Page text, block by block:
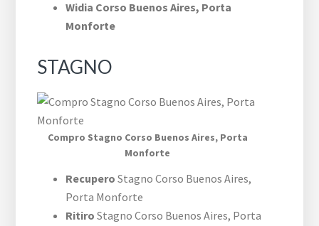
Widia ​Corso Buenos Aires,​ Porta
Monforte
STAGNO
Compro Stagno ​Corso Buenos Aires,​ Porta
Monforte
RecuperoStagno ​Corso Buenos Aires,​
Porta Monforte
Ritiro Stagno ​Corso Buenos Aires,​ Porta